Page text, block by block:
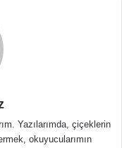
Yazılarımda, çiçeklerin
okuyucularımın